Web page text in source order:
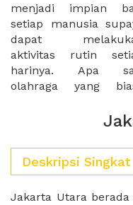
menjadi impian
setiap manusia
dapat
aktivitas rutin
harinya. Apa
olahraga yang
olahraga apa yang
anda lakukan. So,
not take a look and
planning now. start
Deskripsi Singkat
Jakarta Utara berada
tidak hanya